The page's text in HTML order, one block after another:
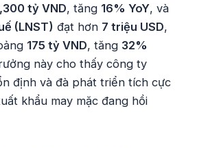
tỷ VND, tăng 16% YoY, và
(LNST) đạt hơn 7 triệu USD,
175 tỷ VND, tăng 32%
này cho thấy công ty
định và đà phát triển tích cực
khẩu may mặc đang hồi